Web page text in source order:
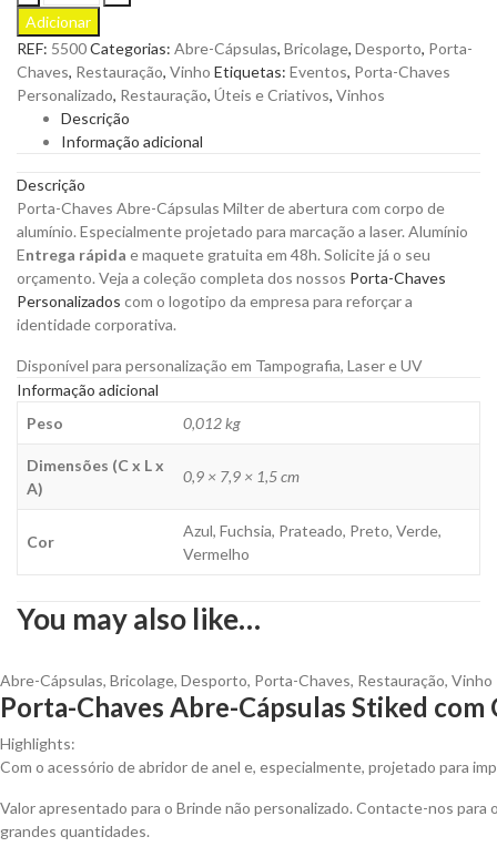
Chaves
Abre-
Cápsulas
Milter
com
Corpo
de
para
Personalizar
quantity
Adicionar
REF: 5500Categorias: Abre-Cápsulas, Bricolage, Desporto, Porta-
Chaves, Restauração, Vinho Etiquetas: Eventos, Porta-Chaves
Personalizado, Restauração, Úteis e Criativos, Vinhos
Descrição
Informação adicional
Descrição
Porta-Chaves Abre-Cápsulas Milter de abertura com corpo de
alumínio. Especialmente projetado para marcação a laser. Alumínio
Entrega rápida e maquete gratuita em 48h. Solicite já o seu
orçamento. Veja a coleção completa dos nossos Porta-Chaves
Personalizados com o logotipo da empresa para reforçar a
identidade corporativa.
Disponível para personalização em Tampografia, Laser e UV
Informação adicional
Peso
0,012 kg
Dimensões (C x L x
A)
0,9 × 7,9 × 1,5 cm
Cor
Azul, Fuchsia, Prateado, Preto, Verde,
Vermelho
You may also like…
Abre-Cápsulas, Bricolage, Desporto, Porta-Chaves, Restauração, Vinho
Porta-Chaves Abre-Cápsulas Stiked
Highlights:
Com o acessório de abridor de anel e, especialmente, projetado para
Valor apresentado para o Brinde não personalizado. Contacte-nos
grandes quantidades.